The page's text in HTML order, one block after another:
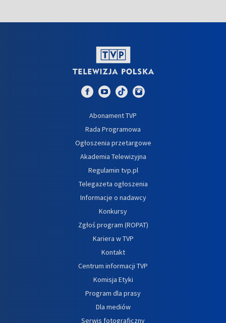
Abonament TVP
Rada Programowa
Ogłoszenia przetargowe
Akademia Telewizyjna
Regulamin tvp.pl
Telegazeta ogłoszenia
Informacje o nadawcy
Konkursy
Zgłoś program (ROPAT)
Kariera w TVP
Kontakt
Centrum informacji TVP
Komisja Etyki
Program dla prasy
Dla mediów
Serwis fotograficzny